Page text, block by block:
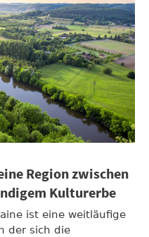
Region zwischen
Kulturerbe
ist eine weitläufige
der sich die